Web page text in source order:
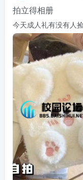
拍立得相册
今天成人礼有没有人